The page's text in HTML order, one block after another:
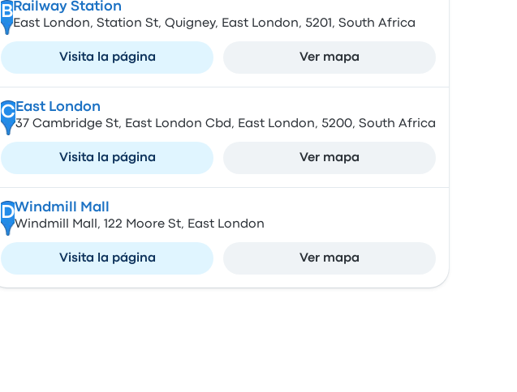
B Railway Station
East London, Station St, Quigney, East London, 5201, South Africa
Visita la página Ver mapa
CEast London
37 Cambridge St, East London Cbd, East London, 5200, South Africa
Visita la página Ver mapa
DWindmill Mall
Windmill Mall, 122 Moore St, East London
Visita la página Ver mapa